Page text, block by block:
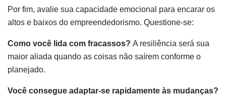
Por fim, avalie sua capacidade emocional para encarar os
altos e baixos do empreendedorismo. Questione-se:
Como você lida com fracassos? A resiliência será sua
maior aliada quando as coisas não saírem conforme o
planejado.
Você consegue adaptar-se rapidamente às mudanças?